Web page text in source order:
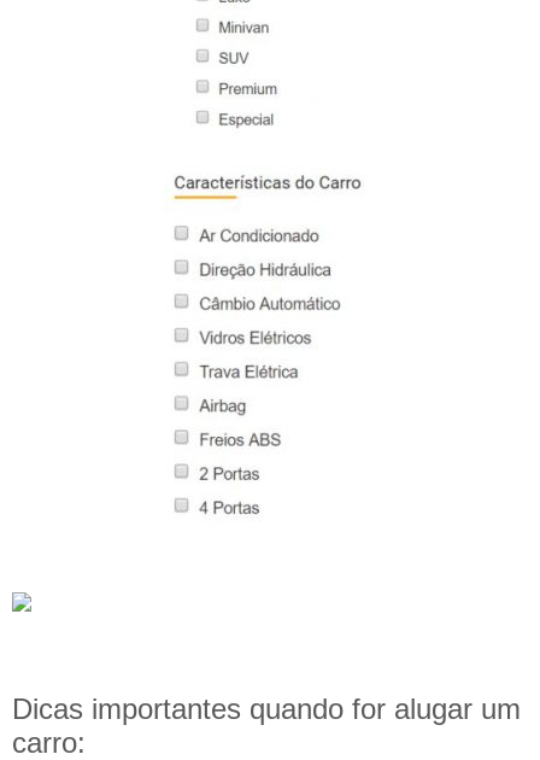
Dicas importantes quando for alugar um
carro: